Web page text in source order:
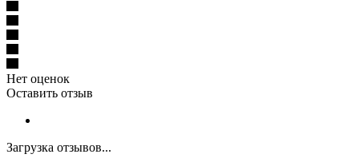
Нет оценок
Оставить отзыв
Загрузка отзывов...